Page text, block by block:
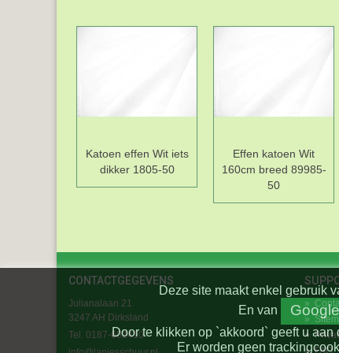
Katoen effen Wit iets
dikker 1805-50
Effen katoen Wit
160cm breed 89985-
50
CONTACTGEGEVENS
Julianalaan 21
3247 AH Dirksland
Tel. 0187-602410
»
»
»
»FAQ
Deze site maakt enkel gebruik
En van
Door te klikken op `akkoord` geeft u
Er worden geen